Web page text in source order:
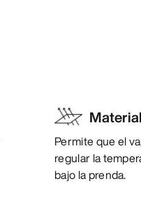
Permite que el
regular la
bajo la prenda.